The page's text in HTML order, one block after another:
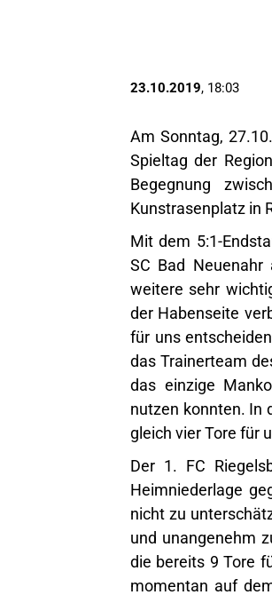
23.10.2019, 18:03
Am Sonntag,
Spieltag der
Begegnung
Kunstrasenplatz in
Mit dem 5:1-
SC Bad
weitere sehr
der Habenseite
für uns
das Trainerteam
das einzige
nutzen konnten. In
gleich vier Tore für
Der 1. FC
Heimniederlage
nicht zu
und unangenehm
die bereits 9 Tore
momentan auf